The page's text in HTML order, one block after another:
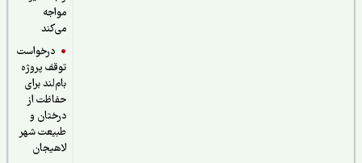
درخواست
توقف پروژه
بام‌لند برای
حفاظت از
درختان و
طبیعت شهر
لاهیجان